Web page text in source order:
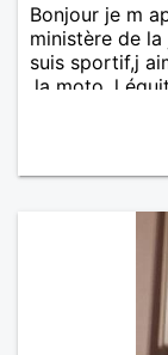
Bonjour je m
ministère de
suis sportif,j
,la moto ,l
nature
pour moi . Le